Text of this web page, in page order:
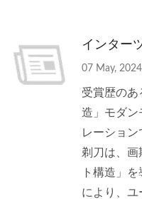
インター
07 May, 2024
受賞歴のあ
造」モダン
レーショ
剃刀は、画
ト構造」
により、ユ